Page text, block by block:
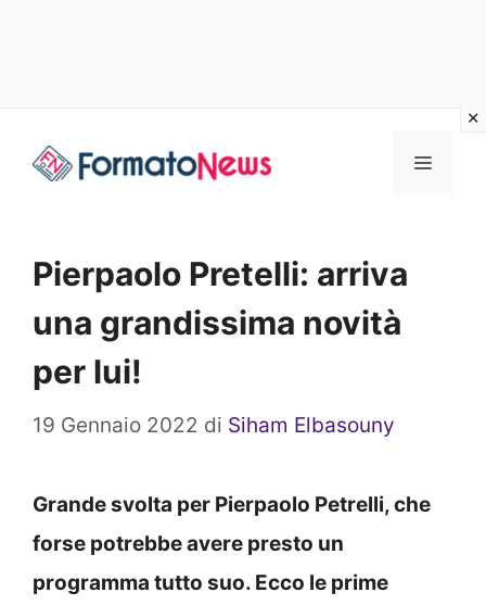
Menu
Pierpaolo Pretelli: arriva
una grandissima novità
per lui!
19 Gennaio 2022 di Siham Elbasouny
Grande svolta per Pierpaolo Petrelli, che
forse potrebbe avere presto un
programma tutto suo. Ecco le prime